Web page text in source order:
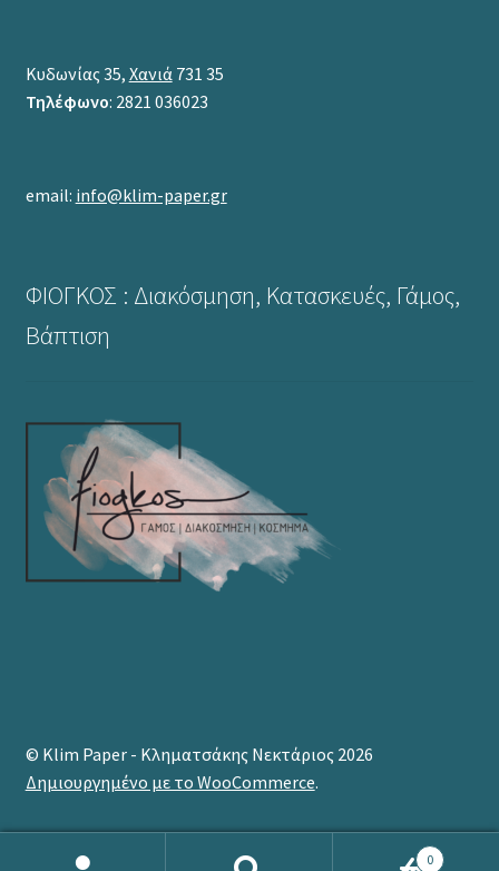
Κυδωνίας 35, Χανιά 731 35
Τηλέφωνο: 2821 036023
email: info@klim-paper.gr
ΦΙΟΓΚΟΣ : Διακόσμηση, Κατασκευές, Γάμος,
Βάπτιση
© Klim Paper - Κληματσάκης Νεκτάριος 2026
Δημιουργημένο με το WooCommerce.
0